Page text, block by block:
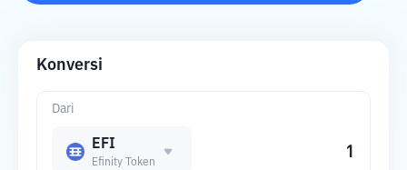
Konversi
Dari
EFI
Efinity Token